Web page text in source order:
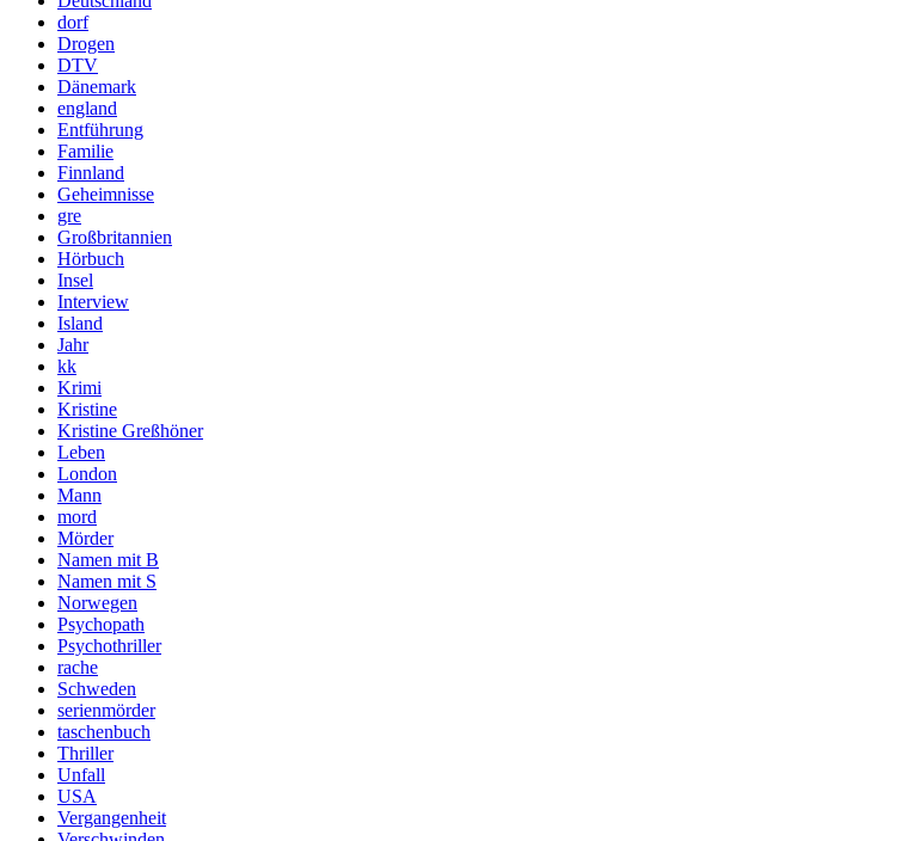
dorf
Drogen
DTV
Dänemark
england
Entführung
Familie
Finnland
Geheimnisse
gre
Großbritannien
Hörbuch
Insel
Interview
Island
Jahr
kk
Krimi
Kristine
Kristine Greßhöner
Leben
London
Mann
mord
Mörder
Namen mit B
Namen mit S
Norwegen
Psychopath
Psychothriller
rache
Schweden
serienmörder
taschenbuch
Thriller
Unfall
USA
Vergangenheit